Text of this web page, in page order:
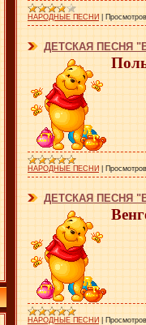
НАРОДНЫЕ ПЕСНИ
ДЕТСКАЯ ПЕСНЯ
НАРОДНЫЕ ПЕСНИ
ДЕТСКАЯ ПЕСНЯ
НАРОДНЫЕ ПЕСНИ